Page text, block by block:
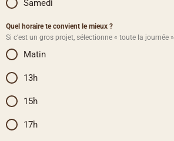
Samedi
Quel horaire te convient le mieux ?
Si c’est un gros projet, sélectionne « toute la journée »
Matin
13h
15h
17h